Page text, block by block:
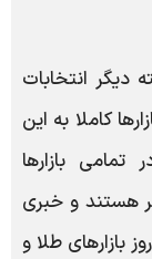
انتخابات
کاملا به این
بازار‌ها
هستند و خبری
بازار‌های طلا و